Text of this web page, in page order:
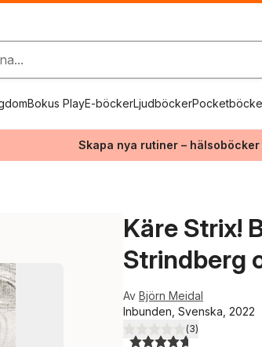
Bokus PlayE-böckerLjudböcker
Skapa nya rutiner –
Käre Strix!
Strindberg
Av Björn Meidal
Inbunden, Svenska, 2022
4,7utav 5 stjärnor. Totalt
(3)